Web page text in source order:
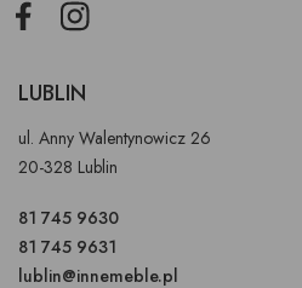
FacebookInstagram
LUBLIN
ul. Anny Walentynowicz 26
20-328 Lublin
81 745 9630
81 745 9631
lublin@innemeble.pl